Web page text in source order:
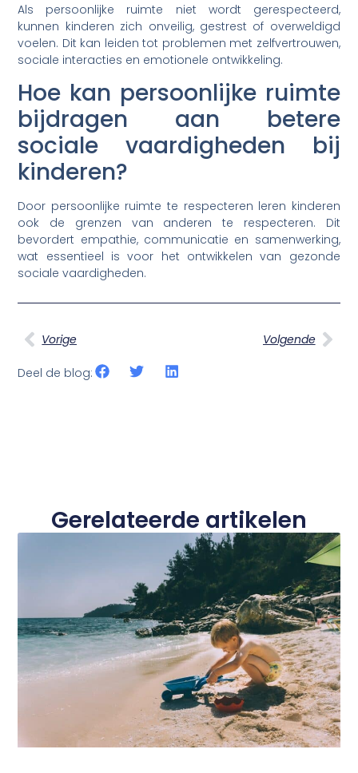
Als persoonlijke ruimte niet wordt gerespecteerd,
kunnen kinderen zich onveilig, gestrest of overweldigd
voelen. Dit kan leiden tot problemen met zelfvertrouwen,
sociale interacties en emotionele ontwikkeling.
Hoe kan persoonlijke ruimte
bijdragen aan betere
sociale vaardigheden bij
kinderen?
Door persoonlijke ruimte te respecteren leren kinderen
ook de grenzen van anderen te respecteren. Dit
bevordert empathie, communicatie en samenwerking,
wat essentieel is voor het ontwikkelen van gezonde
sociale vaardigheden.
Vorige Volgende
Deel de blog:
Gerelateerde artikelen